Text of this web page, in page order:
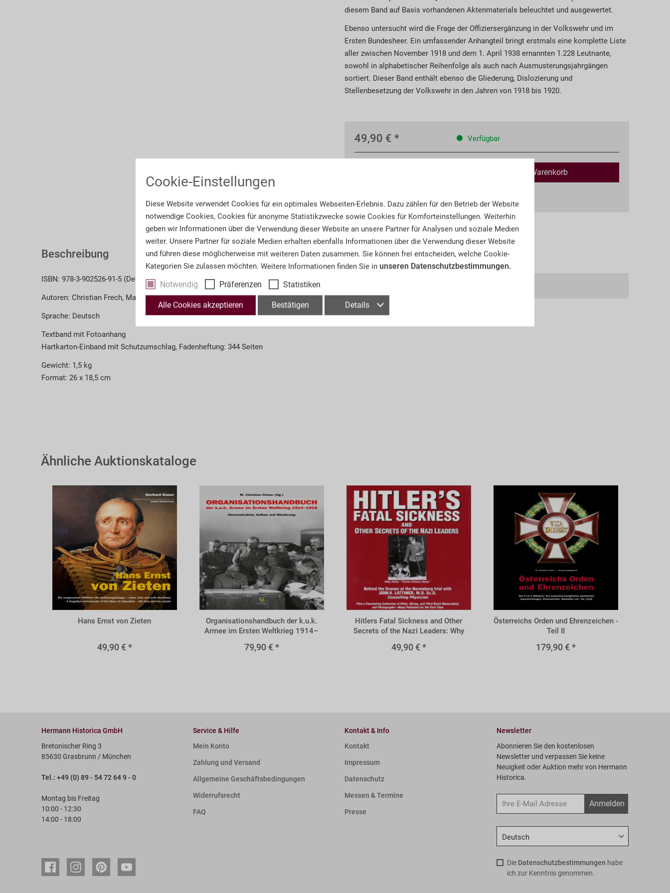
diesem Band auf Basis vorhandenen Aktenmaterials beleuchtet und ausgewertet.
Ebenso untersucht wird die Frage der Offiziersergänzung in der Volkswehr und im
Ersten Bundesheer. Ein umfassender Anhangteil bringt erstmals eine komplette Liste
aller zwischen November 1918 und dem 1. April 1938 ernannten 1.228 Leutnante,
sowohl in alphabetischer Reihenfolge als auch nach Ausmusterungsjahrgängen
sortiert. Dieser Band enthält ebenso die Gliederung, Dislozierung und
Stellenbesetzung der Volkswehr in den Jahren von 1918 bis 1920.
49,90 € * Verfügbar
Warenkorb
Beschreibung
ISBN: 978-3-902526-91-5 (Deutsch)
Autoren: Christian Frech, Markus Pichler, Peter Steiner
Sprache: Deutsch
Textband mit Fotoanhang
Hartkarton-Einband mit Schutzumschlag, Fadenheftung: 344 Seiten
Gewicht: 1,5 kg
Format: 26 x 18,5 cm
Informationen
Ähnliche Auktionskataloge
BZIE
Hans Ernst von Zieten
49,90 € *
BORG
Organisationshandbuch der k.u.k.
Armee im Ersten Weltkrieg 1914–
79,90 € *
BHFS
Hitlers Fatal Sickness and Other
Secrets of the Nazi Leaders: Why
49,90 € *
Österreichs Orden und Ehrenzeichen -
Teil II
179,90 € *
Hermann Historica GmbH
Bretonischer Ring 3
85630 Grasbrunn / München
Tel.: +49 (0) 89 - 54 72 64 9 - 0
Montag bis Freitag
10:00 - 12:30
14:00 - 18:00
Service & Hilfe
Mein Konto
Zahlung und Versand
Allgemeine Geschäftsbedingungen
Widerrufsrecht
FAQ
Kontakt & Info
Kontakt
Impressum
Datenschutz
Messen & Termine
Presse
Newsletter
Abonnieren Sie den kostenlosen
Newsletter und verpassen Sie keine
Neuigkeit oder Auktion mehr von Hermann
Historica.
Anmelden
Die Datenschutzbestimmungen habe
ich zur Kenntnis genommen.
Cookie-Einstellungen
Diese Website verwendet Cookies für ein optimales Webseiten-Erlebnis. Dazu zählen für den Betrieb der Website
notwendige Cookies, Cookies für anonyme Statistikzwecke sowie Cookies für Komforteinstellungen. Weiterhin
geben wir Informationen über die Verwendung dieser Website an unsere Partner für Analysen und soziale Medien
weiter. Unsere Partner für soziale Medien erhalten ebenfalls Informationen über die Verwendung dieser Website
und führen diese möglicherweise mit weiteren Daten zusammen. Sie können frei entscheiden, welche Cookie-
Kategorien Sie zulassen möchten. Weitere Informationen finden Sie in unseren Datenschutzbestimmungen.
Notwendig
Präferenzen Statistiken
Alle Cookies akzeptieren Bestätigen Details